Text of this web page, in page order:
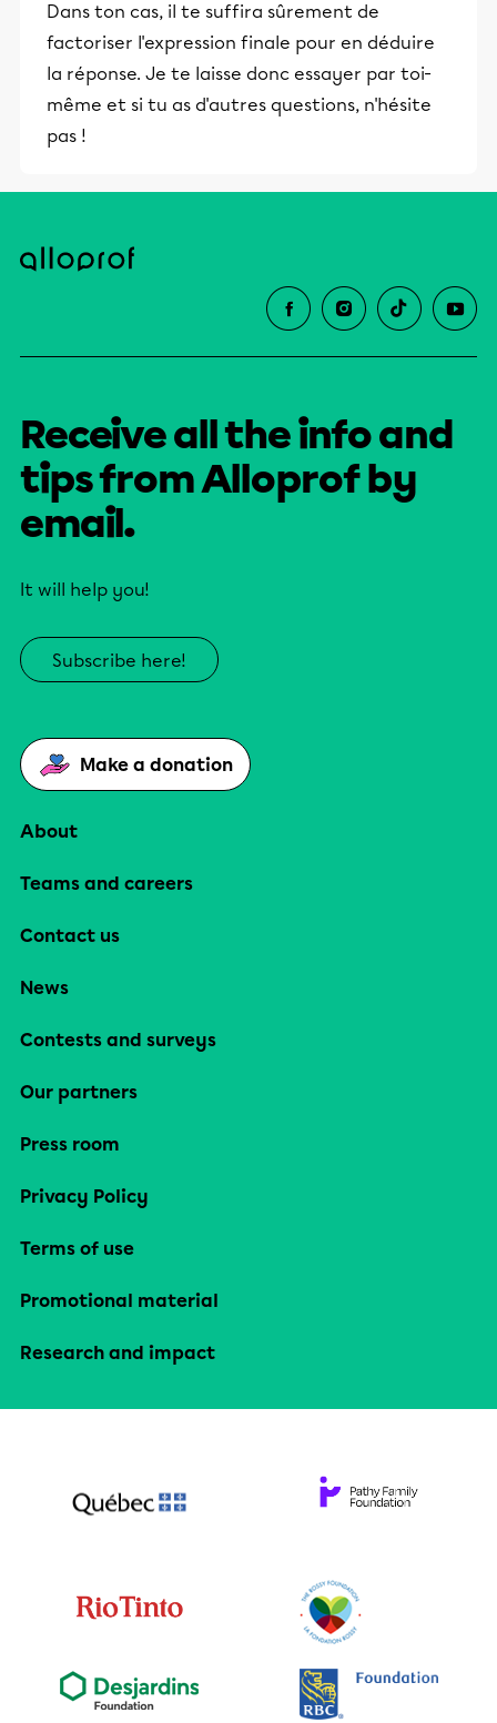
Dans ton cas, il te suffira sûrement de
factoriser l'expression finale pour en déduire
la réponse. Je te laisse donc essayer par toi-
même et si tu as d'autres questions, n'hésite
pas !
Receive all the info and
tips from Alloprof by
email.
It will help you!
Subscribe here!
Make a donation
About
Teams and careers
Contact us
News
Contests and surveys
Our partners
Press room
Privacy Policy
Terms of use
Promotional material
Research and impact